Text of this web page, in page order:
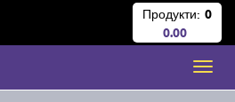
Продукти: 0
0.00